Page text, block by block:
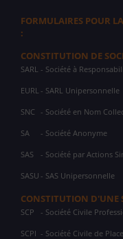
FORMULAIRES POUR
:
CONSTITUTION DE
SARL - Société à
EURL - SARL Unipersonnelle
SNC - Société en Nom
SA - Société Anonyme
SAS - Société par Actions
SASU - SAS Unipersonnelle
CONSTITUTION D'UNE
SCP - Société Civile
SCPI - Société Civile de